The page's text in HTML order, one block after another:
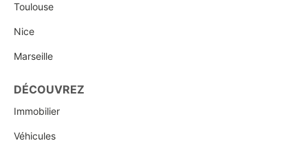
Toulouse
Nice
Marseille
DÉCOUVREZ
Immobilier
Véhicules